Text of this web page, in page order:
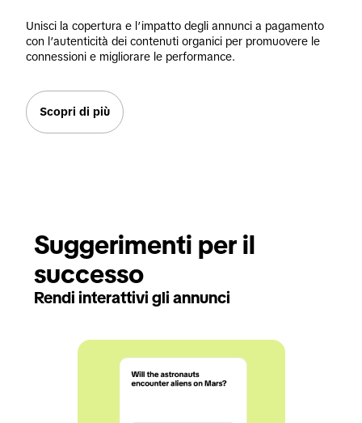
Unisci la copertura e l’impatto degli annunci a pagamento
con l’autenticità dei contenuti organici per promuovere le
connessioni e migliorare le performance.
Scopri di più
Suggerimenti per il
successo
Rendi interattivi gli annunci